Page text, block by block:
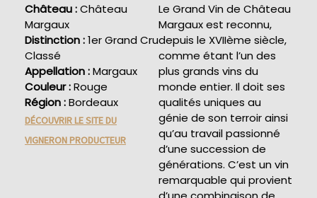
Le Grand Vin de Château
Margaux est reconnu,
depuis le XVIIème siècle,
comme étant l’un des
plus grands vins du
monde entier. Il doit ses
qualités uniques au
génie de son terroir ainsi
qu’au travail passionné
d’une succession de
générations. C’est un vin
remarquable qui provient
Château :Château
Margaux
Distinction :1er Grand Cru
Classé
Appellation :Margaux
Couleur :Rouge
Région :Bordeaux
DÉCOUVRIR LE SITE DU
VIGNERON PRODUCTEUR